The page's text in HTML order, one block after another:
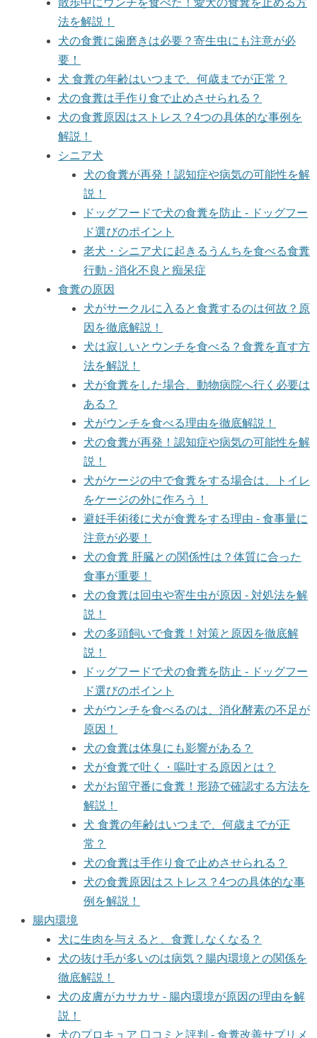
法を解説！
犬の食糞に歯磨きは必要？寄生虫にも注意が必
要！
犬 食糞の年齢はいつまで、何歳までが正常？
犬の食糞は手作り食で止めさせられる？
犬の食糞原因はストレス？4つの具体的な事例を
解説！
シニア犬
犬の食糞が再発！認知症や病気の可能性を解
説！
ドッグフードで犬の食糞を防止 - ドッグフー
ド選びのポイント
老犬・シニア犬に起きるうんちを食べる食糞
行動 - 消化不良と痴呆症
食糞の原因
犬がサークルに入ると食糞するのは何故？原
因を徹底解説！
犬は寂しいとウンチを食べる？食糞を直す方
法を解説！
犬が食糞をした場合、動物病院へ行く必要は
ある？
犬がウンチを食べる理由を徹底解説！
犬の食糞が再発！認知症や病気の可能性を解
説！
犬がケージの中で食糞をする場合は、トイレ
をケージの外に作ろう！
避妊手術後に犬が食糞をする理由 - 食事量に
注意が必要！
犬の食糞 肝臓との関係性は？体質に合った
食事が重要！
犬の食糞は回虫や寄生虫が原因 - 対処法を解
説！
犬の多頭飼いで食糞！対策と原因を徹底解
説！
ドッグフードで犬の食糞を防止 - ドッグフー
ド選びのポイント
犬がウンチを食べるのは、消化酵素の不足が
原因！
犬の食糞は体臭にも影響がある？
犬が食糞で吐く・嘔吐する原因とは？
犬がお留守番に食糞！形跡で確認する方法を
解説！
犬 食糞の年齢はいつまで、何歳までが正
常？
犬の食糞は手作り食で止めさせられる？
犬の食糞原因はストレス？4つの具体的な事
例を解説！
腸内環境
犬に生肉を与えると、食糞しなくなる？
犬の抜け毛が多いのは病気？腸内環境との関係を
徹底解説！
犬の皮膚がカサカサ - 腸内環境が原因の理由を解
説！
犬のプロキュア 口コミと評判 - 食糞改善サプリメ